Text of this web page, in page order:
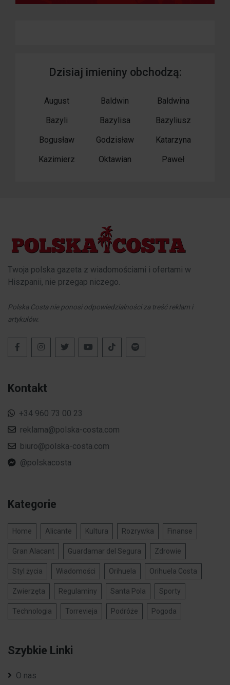
Dzisiaj imieniny obchodzą:
August Baldwin
Baldwina
Bazyli
Bazylisa
Bazyliusz
Bogusław
Godzisław
Katarzyna
Kazimierz
Oktawian Paweł
Twoja polska gazeta z wiadomościami i ofertami w
Hiszpanii, nie przegap niczego.
Polska Costa nie ponosi odpowiedzialności za treść reklam i
artykułów.
Kontakt
+34 960 73 00 23
reklama@polska-costa.com
biuro@polska-costa.com
@polskacosta
Kategorie
Home Alicante Kultura Rozrywka Finanse
Gran Alacant Guardamar del Segura Zdrowie
Styl życia Wiadomości Orihuela Orihuela Costa
Zwierzęta Regulaminy Santa Pola Sporty
Technologia Torrevieja Podróże Pogoda
Szybkie Linki
O nas